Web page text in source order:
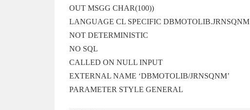
OUT MSGG CHAR(100))
LANGUAGE CL SPECIFIC DBMOTOLIB.JRNSQNM
NOT DETERMINISTIC
NO SQL
CALLED ON NULL INPUT
EXTERNAL NAME ‘DBMOTOLIB/JRNSQNM’
PARAMETER STYLE GENERAL